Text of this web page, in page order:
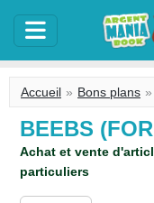
Accueil Bons plans
BEEBS
Achat et vente
particuliers